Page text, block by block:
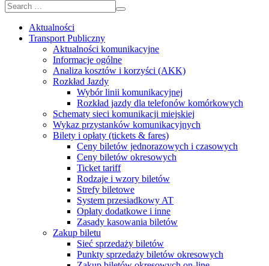
Aktualności
Transport Publiczny
Aktualności komunikacyjne
Informacje ogólne
Analiza kosztów i korzyści (AKK)
Rozkład Jazdy
Wybór linii komunikacyjnej
Rozkład jazdy dla telefonów komórkowych
Schematy sieci komunikacji miejskiej
Wykaz przystanków komunikacyjnych
Bilety i opłaty (tickets & fares)
Ceny biletów jednorazowych i czasowych
Ceny biletów okresowych
Ticket tariff
Rodzaje i wzory biletów
Strefy biletowe
System przesiadkowy AT
Opłaty dodatkowe i inne
Zasady kasowania biletów
Zakup biletu
Sieć sprzedaży biletów
Punkty sprzedaży biletów okresowych